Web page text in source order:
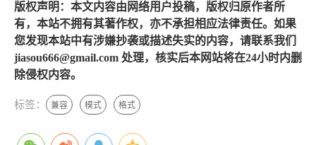
版权声明：本文内容由网络用户投稿，版权归原作者所
有，本站不拥有其著作权，亦不承担相应法律责任。如果
您发现本站中有涉嫌抄袭或描述失实的内容，请联系我们
jiasou666@gmail.com 处理，核实后本网站将在24小时内删
除侵权内容。
标签： 兼容 模式 格式